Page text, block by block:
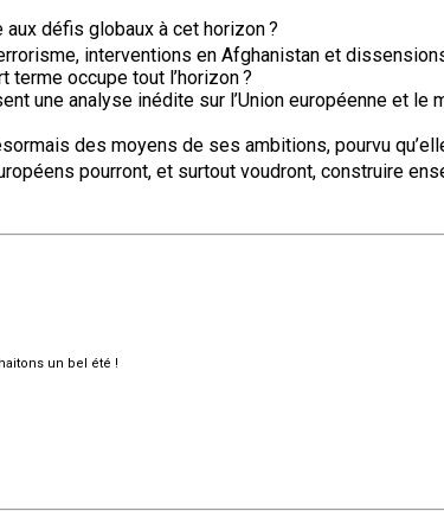
défis globaux à cet horizon ?
interventions en Afghanistan et
terme occupe tout l’horizon ?
une analyse inédite sur l’Union européenne et le
des moyens de ses ambitions, pourvu
pourront, et surtout voudront, construire
un bel été !